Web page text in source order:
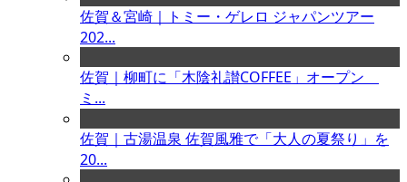
佐賀＆宮崎｜トミー・ゲレロ ジャパンツアー
202...
佐賀｜柳町に「木陰礼讃COFFEE」オープン
ミ...
佐賀｜古湯温泉 佐賀風雅で「大人の夏祭り」を
20...